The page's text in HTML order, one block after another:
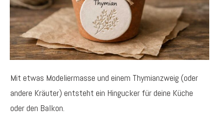
Mit etwas Modeliermasse und einem Thymianzweig (oder
andere Kräuter) entsteht ein Hingucker für deine Küche
oder den Balkon.